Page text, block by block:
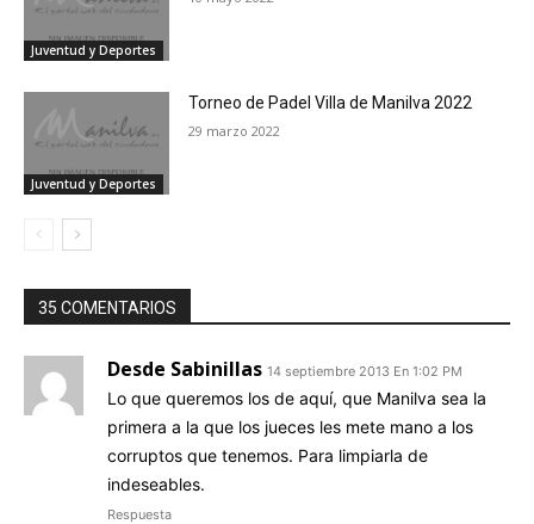
Juventud y Deportes
Juventud y Deportes
Torneo de Padel Villa de Manilva 2022
29 marzo 2022
35 COMENTARIOS
Desde Sabinillas 14 septiembre 2013 En 1:02 PM
Lo que queremos los de aquí, que Manilva sea la
primera a la que los jueces les mete mano a los
corruptos que tenemos. Para limpiarla de
indeseables.
Respuesta